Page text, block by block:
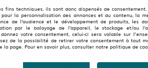
MOLECULE
Pantalon Homme
8Avis Donnez
fins techniques, ils sont donc dispensés de
la personnalisation des annonces et du contenu, la
de l'audience et le développement de produits, les
par le balayage de l'appareil, le stockage et/ou
votre consentement, celui-ci sera valable sur
de la possibilité de retirer votre consentement à tout
page. Pour en savoir plus, consulter notre politique de